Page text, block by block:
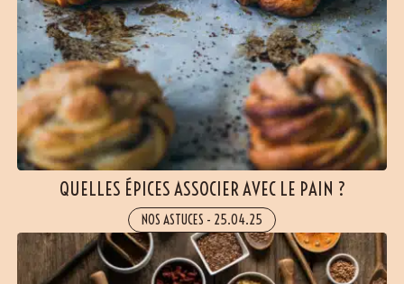
QUELLES ÉPICES ASSOCIER AVEC LE PAIN ?
NOS ASTUCES - 25.04.25